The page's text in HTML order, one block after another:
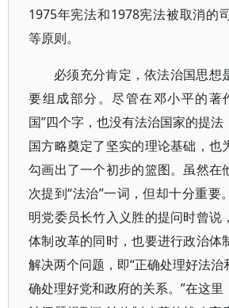
1975年宪法和1978宪法被取消的
等原则。
必须充分肯定，依法治国思想
要组成部分。尽管在邓小平的著
国”四个字，也没有法治国家的提
国方略奠定了坚实的理论基础，也
勾画出了一个初步的篮图。虽然在
次提到“法治”一词，但却十分重要
明党委员长竹入义胜的提问时曾说
体制改革的同时，也要进行政治体
解决两个问题，即“正确处理好法治
确处理好党和政府的关系。”在这